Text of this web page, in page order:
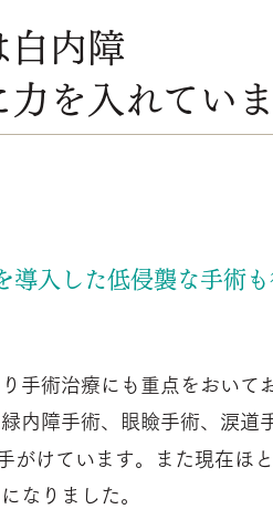
白内障
力を入れてい
導入した低侵襲な手術も
手術治療にも重点をおいて
内障手術、眼瞼手術、涙道
がけています。また現在ほ
なりました。